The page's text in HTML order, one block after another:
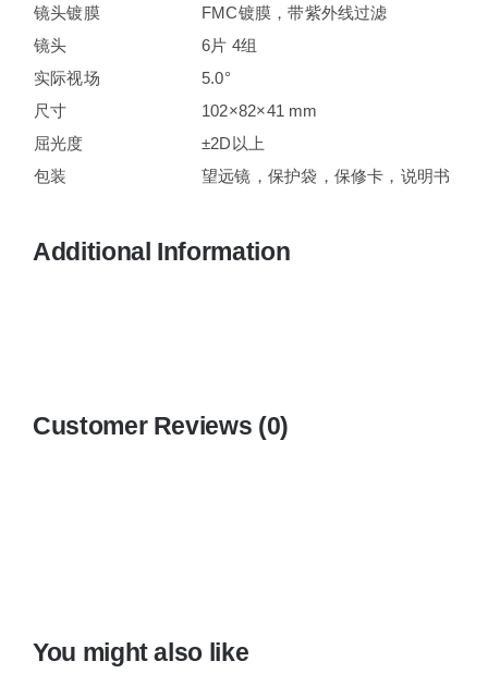
镜头镀膜
FMC镀膜，带紫外线过滤
镜头
6片 4组
实际视场
5.0°
尺寸
102×82×41 mm
屈光度
±2D以上
包装
望远镜，保护袋，保修卡，说明书
Additional Information
Customer Reviews (0)
You might also like